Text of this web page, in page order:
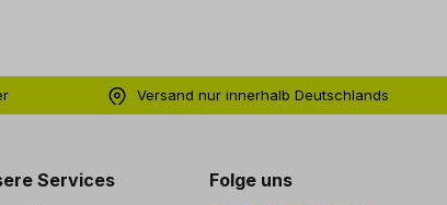
Versand nur innerhalb Deutschlands
Services Folge uns